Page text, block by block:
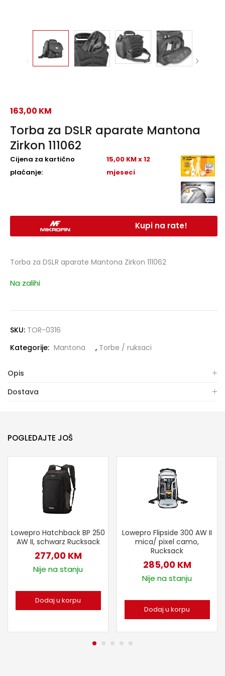
Torba za DSLR aparate Mantona
Zirkon 111062
163,00 KM
Cijena za kartično
plaćanje:
15,00 KM x 12
mjeseci
Kupi na rate!
Torba za DSLR aparate Mantona Zirkon 111062
Na zalihi
SKU: TOR-0316
Kategorije: Mantona , Torbe / ruksaci
Opis
Dostava
POGLEDAJTE JOŠ
Lowepro Hatchback BP 250
AW II, schwarz Rucksack
277,00 KM
Nije na stanju
Dodaj u korpu
Lowepro Flipside 300 AW II
mica/ pixel camo,
Rucksack
285,00 KM
Nije na stanju
Dodaj u korpu